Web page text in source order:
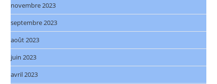
novembre 2023
septembre 2023
août 2023
juin 2023
avril 2023